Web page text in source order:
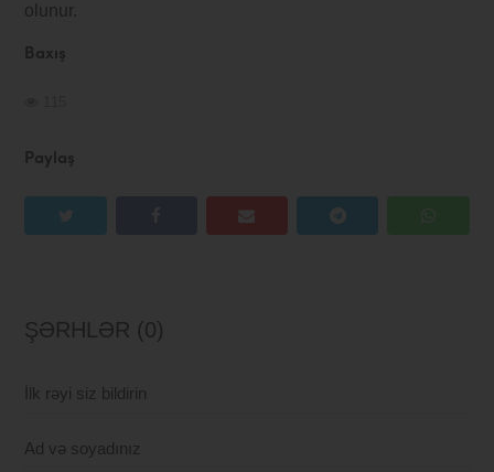
Baxış
Paylaş
olunur.
ŞƏRHLƏR (0)
İlk rəyi siz bildirin
Ad və soyadınız